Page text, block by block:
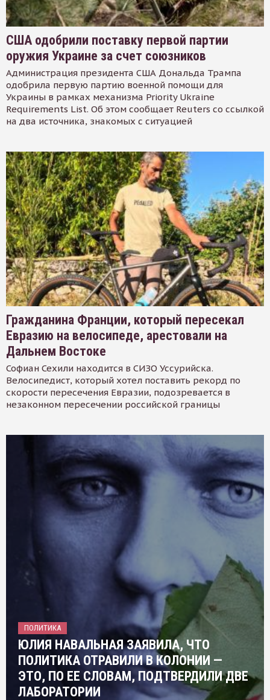
США одобрили поставку первой партии
оружия Украине за счет союзников
Администрация президента США Дональда Трампа
одобрила первую партию военной помощи для
Украины в рамках механизма Priority Ukraine
Requirements List. Об этом сообщает Reuters со ссылкой
на два источника, знакомых с ситуацией
Гражданина Франции, который пересекал
Евразию на велосипеде, арестовали на
Дальнем Востоке
Софиан Сехили находится в СИЗО Уссурийска.
Велосипедист, который хотел поставить рекорд по
скорости пересечения Евразии, подозревается в
незаконном пересечении российской границы
ПОЛИТИКА
ЮЛИЯ НАВАЛЬНАЯ ЗАЯВИЛА, ЧТО
ПОЛИТИКА ОТРАВИЛИ В КОЛОНИИ —
ЭТО, ПО ЕЕ СЛОВАМ, ПОДТВЕРДИЛИ ДВЕ
ЛАБОРАТОРИИ